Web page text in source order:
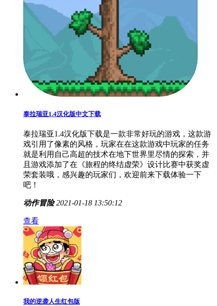
泰拉瑞亚1.4汉化版中文下载
泰拉瑞亚1.4汉化版下载是一款非常好玩的游戏，这款游
戏引用了像素的风格，玩家在在这款游戏中玩家的任务
就是利用自己高超的技术在地下世界里尽情的探索，并
且游戏添加了在《旅程的终结虚荣》设计比赛中获奖虚
荣套装哦，感兴趣的玩家们，欢迎前来下载体验一下
吧！
动作冒险 2021-01-18 13:50:12
查看
我的逆袭人生红包版